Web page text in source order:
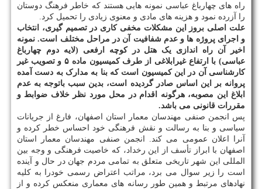
راه های چهارباغ عباسی نمونه هایی هستند که خاطر فرهنگ دوستان
را آزرده نمود و هزینه های مادی و معنوی زیادی را تحمیل کرد.
علت اصلی بروز این مشکلات مخفی کاری در تصمیم گیری، انتخاب
و اجرای پروژه ها و عدم شفافیت آن در مراحل مختلف است. نمونه
اخیر آن راه اندازی یک هتل در کوچه ارفعی (لایه دوم چهارباغ
عباسی) با ارتفاع غیرابلاغی از طرف کمیسیون ماده ۵ و تصویب غیر
کارشناسی آن در این کمیسیون است که بنا به مدارک به دست آمده
پروانه بر این اساس صادر گردیده است، بدین سبب باتوجه به عدم
ابلاغ این مصوبه، هرگونه اقدام در محل مورد نظر خلاف ضوابط و
مقررات قانونی می باشد.
پس انجمن صنفی مهندسان معمار استان اصفهان، فارغ از جریانات
سیاسی و بنا به رسالت و نقش فرهنگی خود احساس خطر کرده و
آنرا اعلان عمومی می کند. انجمن صنفی مهندسان معمار استان
اصفهان با ابراز تأسف از این رخداد، که خاصیت فرهنگی و وجه بین
المللی این شهر تاریخی متعلق به تمامی مردم جهان در حال و آینده
است را زیر سوال می برد، مراتب اعتراض رسمی خودرا به کلیه
نهادهای مرتبط و همین طور رسانه های معماری منعکس کرده و از